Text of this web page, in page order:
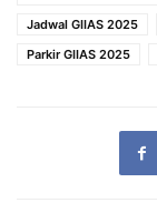
Jadwal GIIAS 2025
Parkir GIIAS 2025